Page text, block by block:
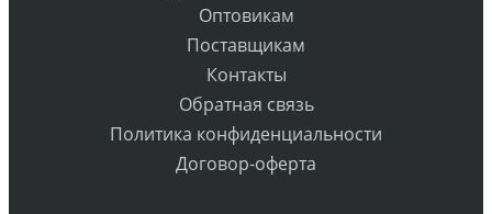
Оптовикам
Поставщикам
Контакты
Обратная связь
Политика конфиденциальности
Договор-оферта